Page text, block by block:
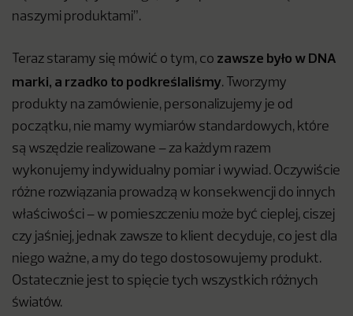
naszymi produktami”.
Teraz staramy się mówić o tym, co zawsze było w DNA
marki, a rzadko to podkreślaliśmy. Tworzymy
produkty na zamówienie, personalizujemy je od
początku, nie mamy wymiarów standardowych, które
są wszędzie realizowane – za każdym razem
wykonujemy indywidualny pomiar i wywiad. Oczywiście
różne rozwiązania prowadzą w konsekwencji do innych
właściwości – w pomieszczeniu może być cieplej, ciszej
czy jaśniej, jednak zawsze to klient decyduje, co jest dla
niego ważne, a my do tego dostosowujemy produkt.
Ostatecznie jest to spięcie tych wszystkich różnych
światów.